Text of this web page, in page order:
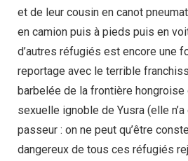
et de leur cousin en canot
en camion puis à pieds puis en
d’autres réfugiés est encore une
reportage avec le terrible
barbelée de la frontière hongroise
sexuelle ignoble de Yusra (elle
passeur : on ne peut qu’être
dangereux de tous ces réfugiés